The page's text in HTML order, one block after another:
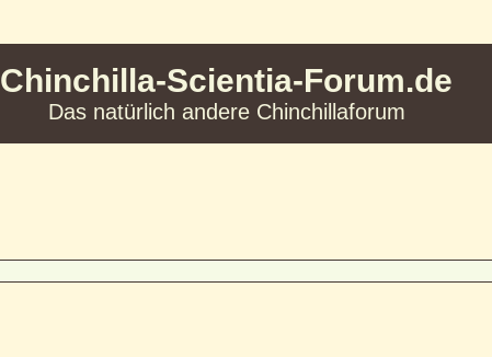
Chinchilla-Scientia-Forum.de
Das natürlich andere Chinchillaforum